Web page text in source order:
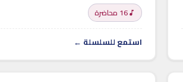
16 محاضرة
استمع للسلسلة ←